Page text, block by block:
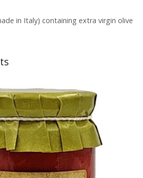
in Italy) containing extra virgin olive